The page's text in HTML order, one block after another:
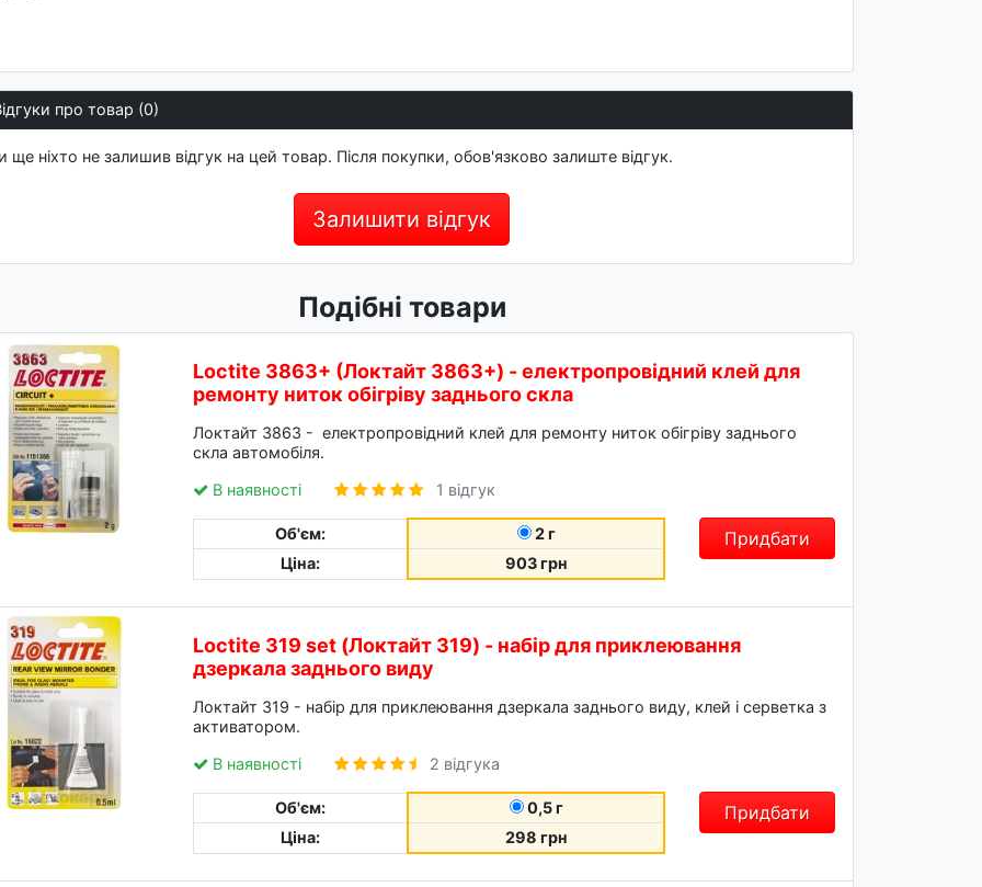
про товар (0)
ще ніхто не залишив відгук на цей товар. Після покупки, обов'язково залиште відгук.
Залишити відгук
Подібні товари
Loctite 3863+ (Локтайт 3863+) - електропровідний клей для
ремонту ниток обігріву заднього скла
Локтайт 3863 - електропровідний клей для ремонту ниток обігріву заднього
скла автомобіля.
В наявності
1 відгук
Об'єм:
2 г
Ціна:
903 грн
Придбати
Loctite 319 set (Локтайт 319) - набір для приклеювання
дзеркала заднього виду
Локтайт 319 - набір для приклеювання дзеркала заднього виду, клей і серветка з
активатором.
В наявності
2 відгука
Об'єм:
0,5 г
Ціна:
298 грн
Придбати